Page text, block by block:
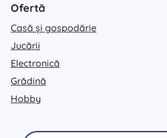
Ofertă
Casă și gospodărie
Jucării
Electronică
Grădină
Hobby